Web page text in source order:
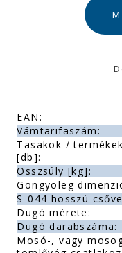
EAN:
Vámtarifaszám:
Tasakok /
[db]:
Összsúly [kg]:
Göngyöleg
S-044 hosszú
Dugó mérete:
Dugó darabszáma:
Mosó-, vagy